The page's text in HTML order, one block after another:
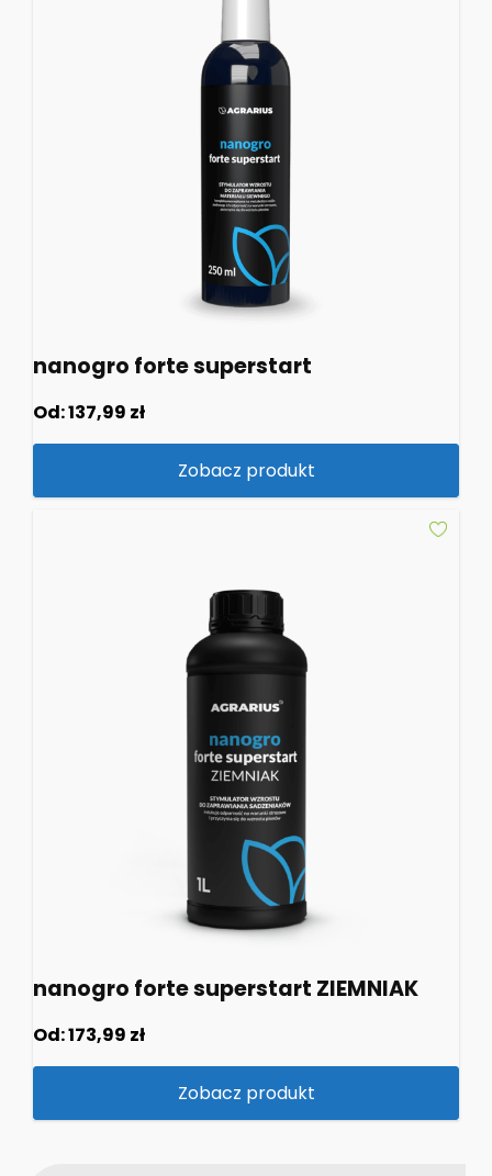
nanogro forte superstart
Od:137,99 zł
Zobacz produkt
nanogro forte superstart ZIEMNIAK
Od:173,99 zł
Zobacz produkt